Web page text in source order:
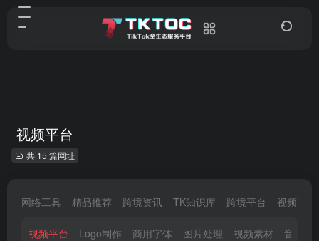
视频平台
共 15 篇网址
网络工具 精品推荐 跨境资讯 TK知识库 跨境平台 视频剪辑
视频平台 Logo制作 商用字体 图片处理 视频素材 音乐音